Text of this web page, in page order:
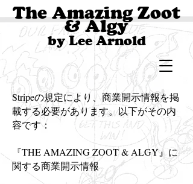
The Amazing Zoot
& Algy
by Lee Arnold
Stripeの規定により、商業開示情報を掲
載する必要があります。以下がその内
容です：
『THE AMAZING ZOOT & ALGY』に
関する商業開示情報